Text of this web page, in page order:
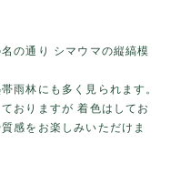
の通り シマウマの縦縞模
雨林にも多く見られます。
おりますが 着色はしてお
感をお楽しみいただけま